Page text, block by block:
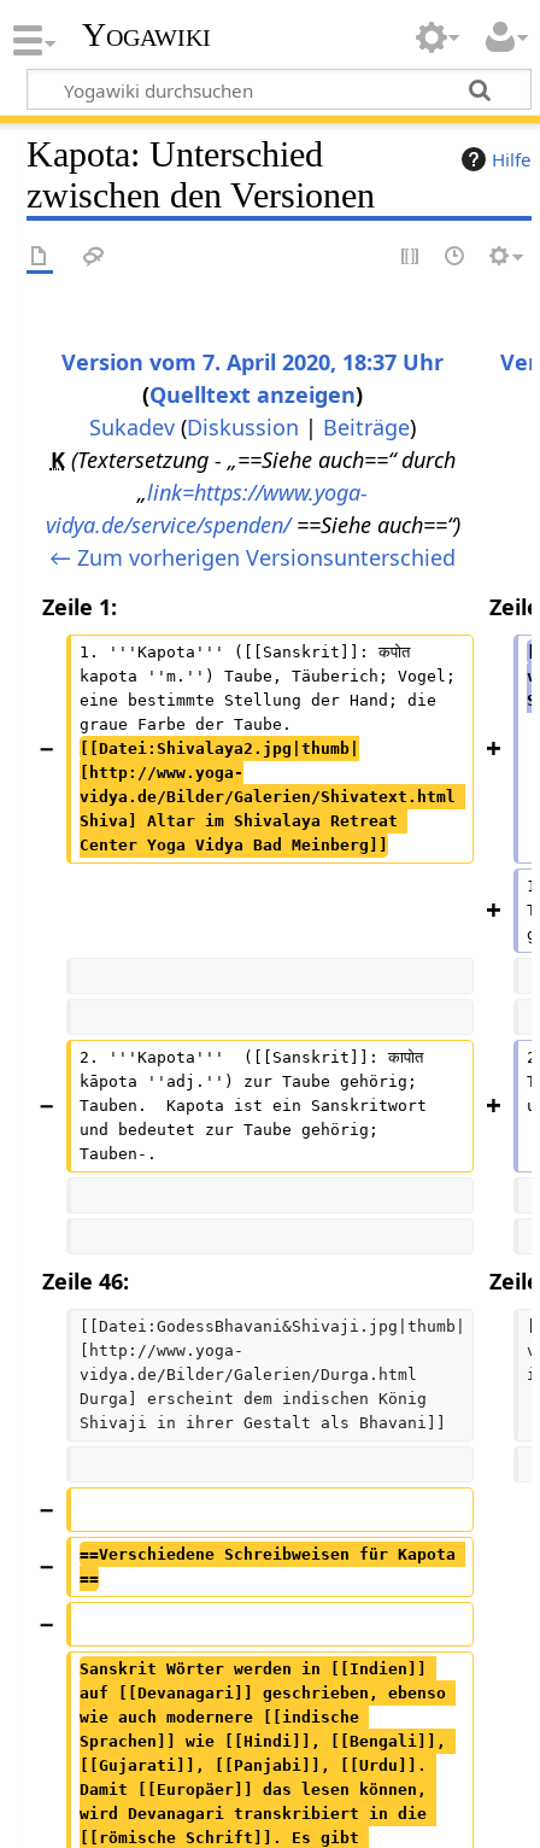
Yogawiki
Hilfe
Kapota: Unterschied
zwischen den Versionen
Version vom 7. April 2020, 18:37 Uhr
Quelltext anzeigen
Sukadev (Diskussion | Beiträge)
K Textersetzung - „==Siehe auch==“ durch
„link=https://www.yoga-
vidya.de/service/spenden/==Siehe auch==“
← Zum vorherigen Versionsunterschied
e
e
g
m
a
Zeile 1:
1. '''Kapota''' ([[Sanskrit]]: कपोत
kapota ''m.'') Taube, Täuberich; Vogel;
eine bestimmte Stellung der Hand; die
graue Farbe der Taube.
[[Datei:Shivalaya2.jpg|thumb|
[http://www.yoga-
vidya.de/Bilder/Galerien/Shivatext.html
Shiva] Altar im Shivalaya Retreat
Center Yoga Vidya Bad Meinberg]]
2. '''Kapota'''  ([[Sanskrit]]: कापोत
kāpota ''adj.'') zur Taube gehörig;
Tauben.  Kapota ist ein Sanskritwort
und bedeutet zur Taube gehörig;
Tauben-.
Zeile 46:
[[Datei:GodessBhavani&Shivaji.jpg|thumb|
[http://www.yoga-
vidya.de/Bilder/Galerien/Durga.html
Durga] erscheint dem indischen König
Shivaji in ihrer Gestalt als Bhavani]]
==Verschiedene Schreibweisen für Kapota
==
Sanskrit Wörter werden in [[Indien]]
auf [[Devanagari]] geschrieben, ebenso
wie auch modernere [[indische
Sprachen]] wie [[Hindi]], [[Bengali]],
[[Gujarati]], [[Panjabi]], [[Urdu]].
Damit [[Europäer]] das lesen können,
wird Devanagari transkribiert in die
[[römische Schrift]]. Es gibt